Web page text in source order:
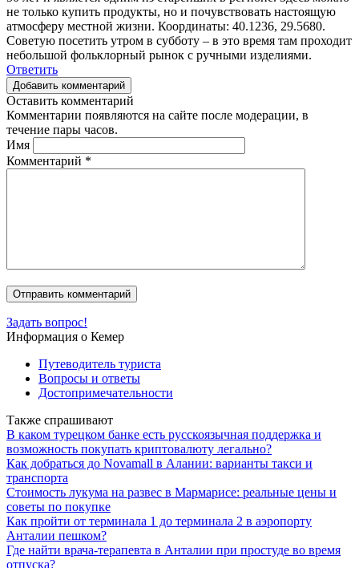
не только купить продукты, но и почувствовать настоящую
атмосферу местной жизни. Координаты: 40.1236, 29.5680.
Советую посетить утром в субботу – в это время там проходит
небольшой фольклорный рынок с ручными изделиями.
Ответить
Добавить комментарий
Оставить комментарий
Комментарии появляются на сайте после модерации, в
течение пары часов.
Имя
Комментарий *
Задать вопрос!
Информация о Кемер
Путеводитель туриста
Вопросы и ответы
Достопримечательности
Также спрашивают
В каком турецком банке есть русскоязычная поддержка и
возможность покупать криптовалюту легально?
Как добраться до Novamall в Алании: варианты такси и
транспорта
Стоимость лукума на развес в Мармарисе: реальные цены и
советы по покупке
Как пройти от терминала 1 до терминала 2 в аэропорту
Анталии пешком?
Где найти врача-терапевта в Анталии при простуде во время
отпуска?